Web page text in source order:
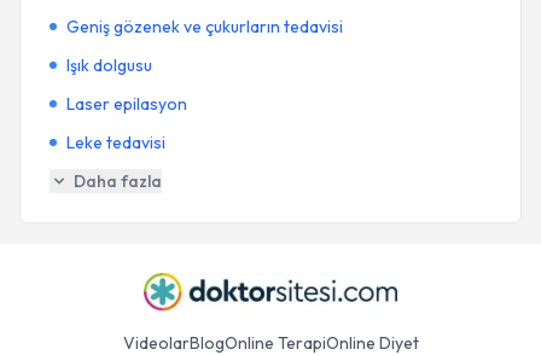
Geniş gözenek ve çukurların tedavisi
Işık dolgusu
Laser epilasyon
Leke tedavisi
Daha fazla
VideolarBlogOnline TerapiOnline Diyet